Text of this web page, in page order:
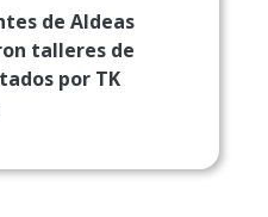
de Aldeas
talleres de
por TK